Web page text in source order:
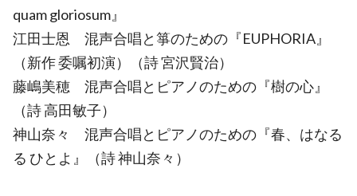
quam gloriosum』
江田士恩 混声合唱と箏のための『EUPHORIA』
（新作 委嘱初演）（詩 宮沢賢治）
藤嶋美穂 混声合唱とピアノのための『樹の心』
（詩 高田敏子）
神山奈々 混声合唱とピアノのための『春、はなる
る ひとよ』（詩 神山奈々）